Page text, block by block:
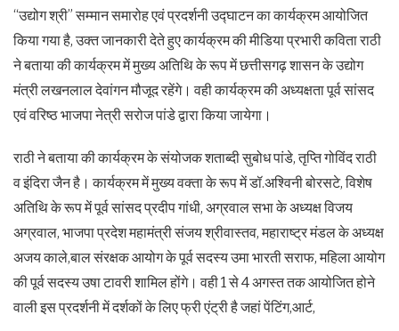
“उद्योग श्री” सम्मान समारोह एवं प्रदर्शनी उद्घाटन का कार्यक्रम आयोजित
किया गया है, उक्त जानकारी देते हुए कार्यक्रम की मीडिया प्रभारी कविता राठी
ने बताया की कार्यक्रम में मुख्य अतिथि के रूप में छत्तीसगढ़ शासन के उद्योग
मंत्री लखनलाल देवांगन मौजूद रहेंगे। वही कार्यक्रम की अध्यक्षता पूर्व सांसद
एवं वरिष्ठ भाजपा नेत्री सरोज पांडे द्वारा किया जायेगा।
राठी ने बताया की कार्यक्रम के संयोजक शताब्दी सुबोध पांडे, तृप्ति गोविंद राठी
व इंदिरा जैन है। कार्यक्रम में मुख्य वक्ता के रूप में डॉ.अश्विनी बोरसटे, विशेष
अतिथि के रूप में पूर्व सांसद प्रदीप गांधी, अग्रवाल सभा के अध्यक्ष विजय
अग्रवाल, भाजपा प्रदेश महामंत्री संजय श्रीवास्तव, महाराष्ट्र मंडल के अध्यक्ष
अजय काले,बाल संरक्षक आयोग के पूर्व सदस्य उमा भारती सराफ, महिला आयोग
की पूर्व सदस्य उषा टावरी शामिल होंगे। वही 1 से 4 अगस्त तक आयोजित होने
वाली इस प्रदर्शनी में दर्शकों के लिए फ्री एंट्री है जहां पेंटिंग,आर्ट,